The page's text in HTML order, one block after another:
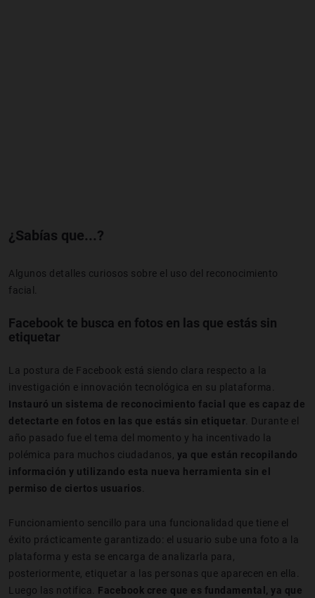
¿Sabías que...?
Algunos detalles curiosos sobre el uso del reconocimiento
facial.
Facebook te busca en fotos en las que estás sin
etiquetar
La postura de Facebook está siendo clara respecto a la
investigación e innovación tecnológica en su plataforma.
Instauró un sistema de reconocimiento facial que es capaz de
detectarte en fotos en las que estás sin etiquetar . Durante el
año pasado fue el tema del momento y ha incentivado la
polémica para muchos ciudadanos, ya que están recopilando
información y utilizando esta nueva herramienta sin el
permiso de ciertos usuarios
Funcionamiento sencillo para una funcionalidad que tiene el
éxito prácticamente garantizado: el usuario sube una foto a la
plataforma y esta se encarga de analizarla para,
posteriormente, etiquetar a las personas que aparecen en ella.
Luego las notifica. Facebook cree que es fundamental, ya que